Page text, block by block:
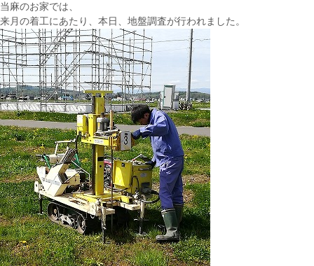
当麻のお家では、
来月の着工にあたり、本日、地盤調査が行われました。